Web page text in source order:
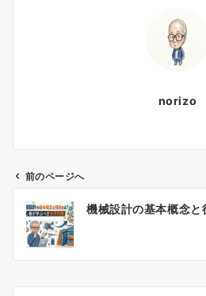
norizo
ビ
前のページへ
機械設計の基本概念と